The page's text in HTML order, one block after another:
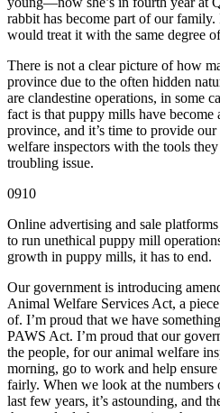
rabbit has become part of our
would treat it with the same degree
There is not a clear picture of how
province due to the often hidden
are clandestine operations, in some
fact is that puppy mills have
province, and it’s time to provide
welfare inspectors with the tools
troubling issue.
0910
Online advertising and sale
to run unethical puppy mill
growth in puppy mills, it has to end.
Our government is introducing
Animal Welfare Services Act, a
of. I’m proud that we have
PAWS Act. I’m proud that our
the people, for our animal welfare
morning, go to work and help ensure
fairly. When we look at the numbers
last few years, it’s astounding, and